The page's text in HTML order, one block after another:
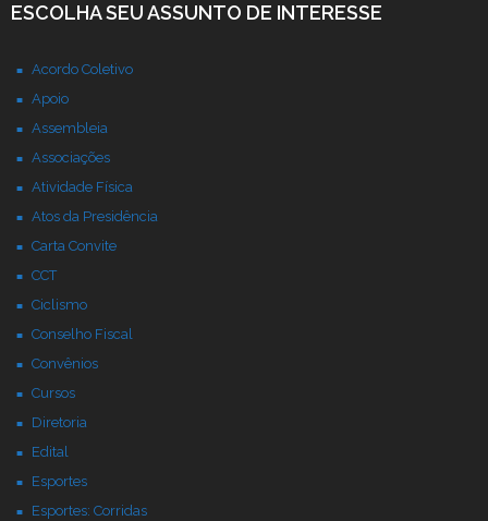
ESCOLHA SEU ASSUNTO DE INTERESSE
Acordo Coletivo
Apoio
Assembleia
Associações
Atividade Física
Atos da Presidência
Carta Convite
CCT
Ciclismo
Conselho Fiscal
Convênios
Cursos
Diretoria
Edital
Esportes
Esportes: Corridas